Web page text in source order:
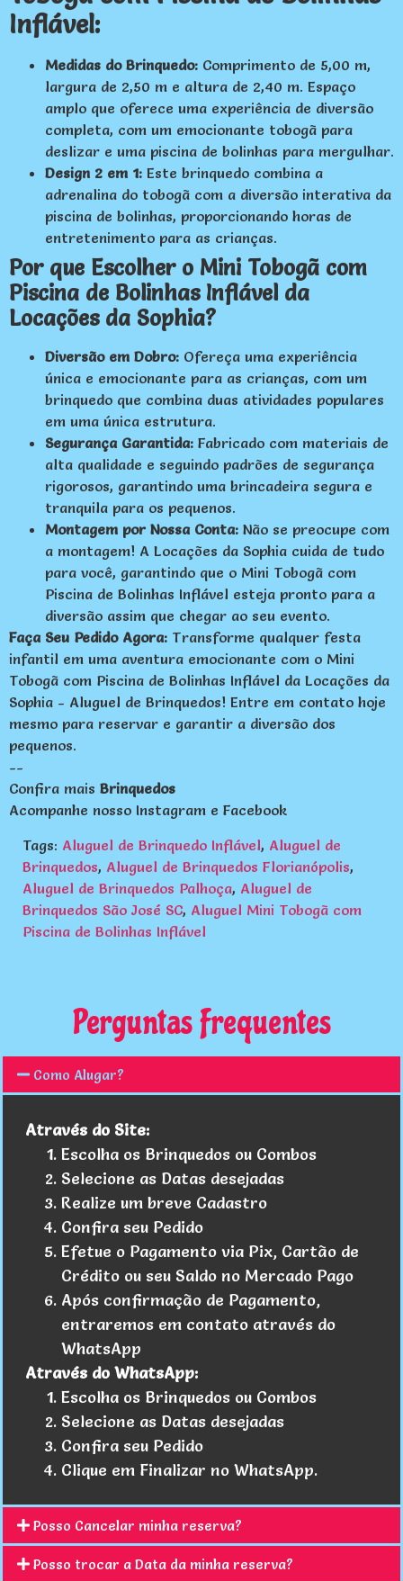
Inflável:
Medidas do Brinquedo: Comprimento de 5,00 m,
largura de 2,50 m e altura de 2,40 m. Espaço
amplo que oferece uma experiência de diversão
completa, com um emocionante tobogã para
deslizar e uma piscina de bolinhas para mergulhar.
Design 2 em 1: Este brinquedo combina a
adrenalina do tobogã com a diversão interativa da
piscina de bolinhas, proporcionando horas de
entretenimento para as crianças.
Por que Escolher o Mini Tobogã com
Piscina de Bolinhas Inflável da
Locações da Sophia?
Diversão em Dobro: Ofereça uma experiência
única e emocionante para as crianças, com um
brinquedo que combina duas atividades populares
em uma única estrutura.
Segurança Garantida: Fabricado com materiais de
alta qualidade e seguindo padrões de segurança
rigorosos, garantindo uma brincadeira segura e
tranquila para os pequenos.
Montagem por Nossa Conta: Não se preocupe com
a montagem! A Locações da Sophia cuida de tudo
para você, garantindo que o Mini Tobogã com
Piscina de Bolinhas Inflável esteja pronto para a
diversão assim que chegar ao seu evento.
Faça Seu Pedido Agora: Transforme qualquer festa
infantil em uma aventura emocionante com o Mini
Tobogã com Piscina de Bolinhas Inflável da Locações da
Sophia - Aluguel de Brinquedos! Entre em contato hoje
mesmo para reservar e garantir a diversão dos
pequenos.
--
Confira mais Brinquedos
Acompanhe nosso Instagram e Facebook
Tags: Aluguel de Brinquedo Inflável, Aluguel de
Brinquedos, Aluguel de Brinquedos Florianópolis,
Aluguel de Brinquedos Palhoça, Aluguel de
Brinquedos São José SC, Aluguel Mini Tobogã com
Piscina de Bolinhas Inflável
Perguntas Frequentes
Como Alugar?
Através do Site:
Escolha os Brinquedos ou Combos
Selecione as Datas desejadas
Realize um breve Cadastro
Confira seu Pedido
Efetue o Pagamento via Pix, Cartão de
Crédito ou seu Saldo no Mercado Pago
Após confirmação de Pagamento,
entraremos em contato através do
WhatsApp
Através do WhatsApp:
Escolha os Brinquedos ou Combos
Selecione as Datas desejadas
Confira seu Pedido
Clique em Finalizar no WhatsApp.
Posso Cancelar minha reserva?
Posso trocar a Data da minha reserva?